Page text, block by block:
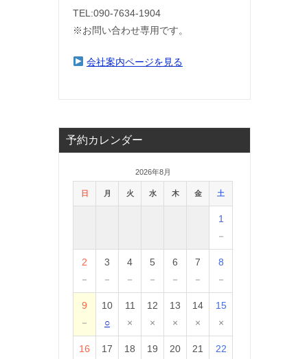
TEL:090-7634-1904
※お問い合わせ専用です。
会社案内ページを見る
予約カレンダー
2026年8月
日 月 火 水 木 金 土
1
－
2
－
3
－
4
－
5
－
6
－
7
－
8
－
9
－
10
○
11
×
12
×
13
×
14
×
15
×
16
17
18
19
20
21
22